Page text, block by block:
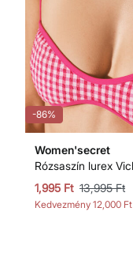
-86%
Women'secret
1,995 Ft 13,995 Ft
Kedvezmény 12,000 Ft